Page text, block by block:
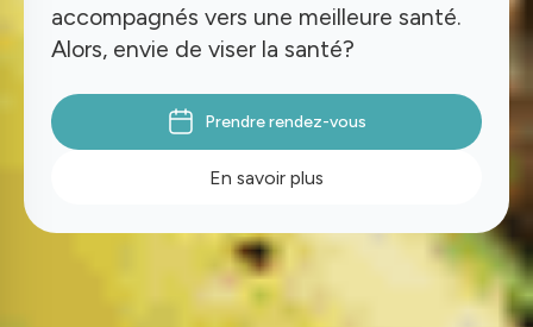
accompagnés vers une meilleure santé.
Alors, envie de viser la santé?
Prendre rendez-vous
En savoir plus